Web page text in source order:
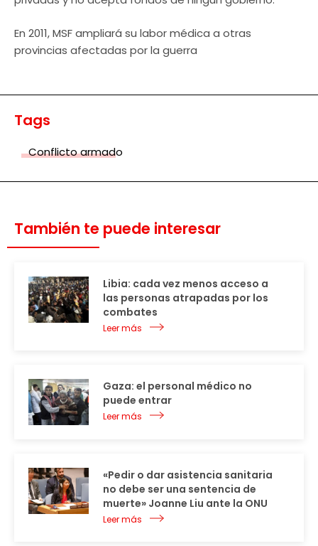
En 2011, MSF ampliará su labor médica a otras
provincias afectadas por la guerra
Tags
Conflicto armado
También te puede interesar
Libia: cada vez menos acceso a
las personas atrapadas por los
combates
Leer más
Gaza: el personal médico no
puede entrar
Leer más
«Pedir o dar asistencia sanitaria
no debe ser una sentencia de
muerte» Joanne Liu ante la ONU
Leer más